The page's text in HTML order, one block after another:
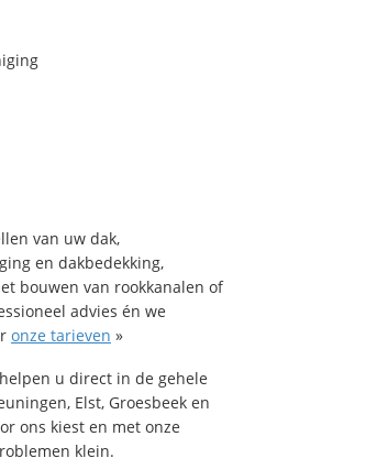
van uw dak,
en dakbedekking,
bouwen van rookkanalen of
advies én we
onze tarieven »
u direct in de gehele
Elst, Groesbeek en
ons kiest en met onze
klein.